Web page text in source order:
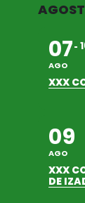
07
AGO
XXX
09
AGO
XXX
DE